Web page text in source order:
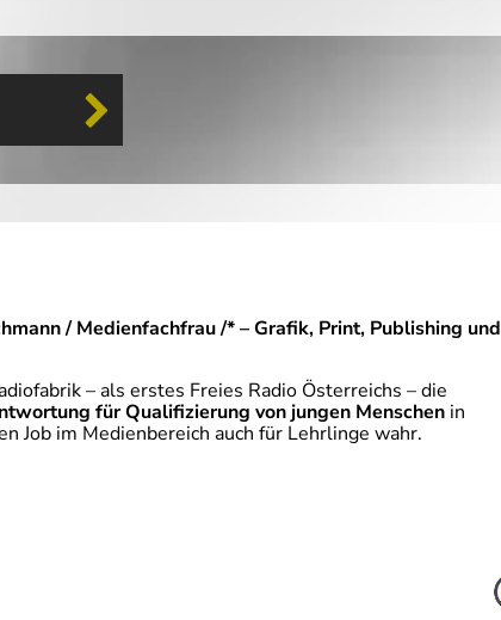
/ Medienfachfrau /* – Grafik, Print, Publishing und
– als erstes Freies Radio Österreichs – die
für Qualifizierung von jungen Menschen in
Job im Medienbereich auch für Lehrlinge wahr.